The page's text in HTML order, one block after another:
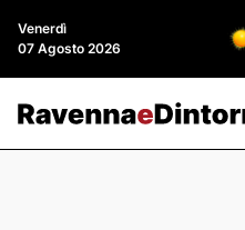
Venerdì
07 Agosto 2026